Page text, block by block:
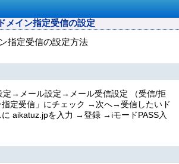
ドメイン指定受信の設定
指定受信の設定方法
定→メール設定→メール受信設定 （受信/拒
定受信」にチェック →次へ→受信したいド
aikatuz.jpを入力 →登録 →iモードPASS入